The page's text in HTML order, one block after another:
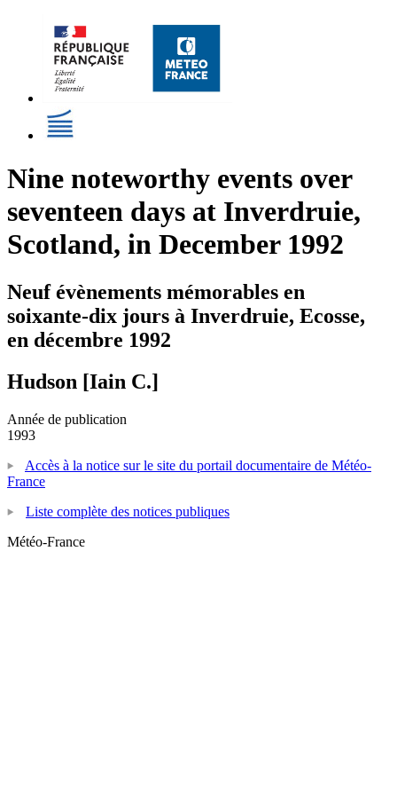
Nine noteworthy events over
seventeen days at Inverdruie,
Scotland, in December 1992
Neuf évènements mémorables en
soixante-dix jours à Inverdruie, Ecosse,
en décembre 1992
Hudson [Iain C.]
Année de publication
1993
Accès à la notice sur le site du portail documentaire de Météo-
France
Liste complète des notices publiques
Météo-France